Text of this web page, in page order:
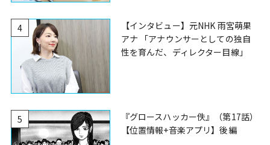
4
【インタビュー】元NHK 雨宮萌果
アナ 「アナウンサーとしての独自
性を育んだ、ディレクター目線」
5
『グロースハッカー佚』（第17話）
【位置情報+音楽アプリ】後編